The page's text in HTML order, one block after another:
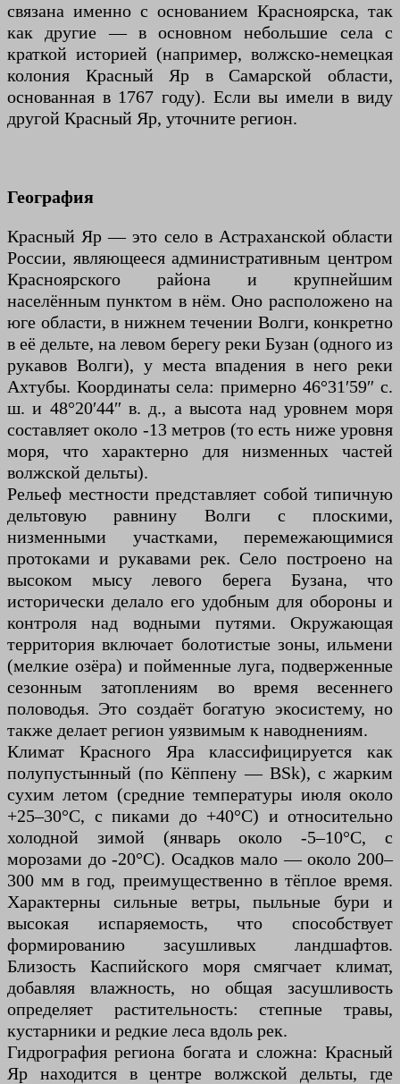
связана именно с основанием Красноярска, так
как другие — в основном небольшие села с
краткой историей (например, волжско-немецкая
колония Красный Яр в Самарской области,
основанная в 1767 году). Если вы имели в виду
другой Красный Яр, уточните регион.
География
Красный Яр — это село в Астраханской области
России, являющееся административным центром
Красноярского района и крупнейшим
населённым пунктом в нём. Оно расположено на
юге области, в нижнем течении Волги, конкретно
в её дельте, на левом берегу реки Бузан (одного из
рукавов Волги), у места впадения в него реки
Ахтубы. Координаты села: примерно 46°31′59″ с.
ш. и 48°20′44″ в. д., а высота над уровнем моря
составляет около -13 метров (то есть ниже уровня
моря, что характерно для низменных частей
волжской дельты).
Рельеф местности представляет собой типичную
дельтовую равнину Волги с плоскими,
низменными участками, перемежающимися
протоками и рукавами рек. Село построено на
высоком мысу левого берега Бузана, что
исторически делало его удобным для обороны и
контроля над водными путями. Окружающая
территория включает болотистые зоны, ильмени
(мелкие озёра) и пойменные луга, подверженные
сезонным затоплениям во время весеннего
половодья. Это создаёт богатую экосистему, но
также делает регион уязвимым к наводнениям.
Климат Красного Яра классифицируется как
полупустынный (по Кёппену — BSk), с жарким
сухим летом (средние температуры июля около
+25–30°C, с пиками до +40°C) и относительно
холодной зимой (январь около -5–10°C, с
морозами до -20°C). Осадков мало — около 200–
300 мм в год, преимущественно в тёплое время.
Характерны сильные ветры, пыльные бури и
высокая испаряемость, что способствует
формированию засушливых ландшафтов.
Близость Каспийского моря смягчает климат,
добавляя влажность, но общая засушливость
определяет растительность: степные травы,
кустарники и редкие леса вдоль рек.
Гидрография региона богата и сложна: Красный
Яр находится в центре волжской дельты, где